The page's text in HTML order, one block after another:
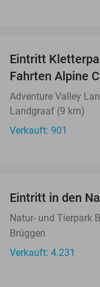
Eintritt
Fahrten Alpine
Adventure Valley
Landgraaf (9 km)
Verkauft: 901
Eintritt in den
Natur- und Tierpark
Brüggen
Verkauft: 4.231